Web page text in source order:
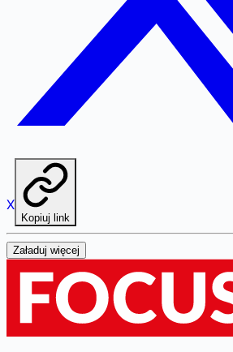
X
Kopiuj link
Załaduj więcej